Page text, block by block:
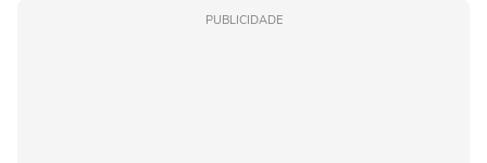
PUBLICIDADE